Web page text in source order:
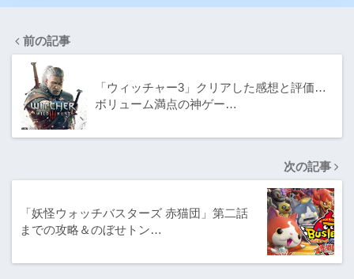
前の記事
「ウィッチャー3」クリアした感想と評価…
ボリューム満点の神ゲー…
次の記事
「妖怪ウォッチバスターズ 赤猫団」第二話
までの攻略＆のぼせトン…